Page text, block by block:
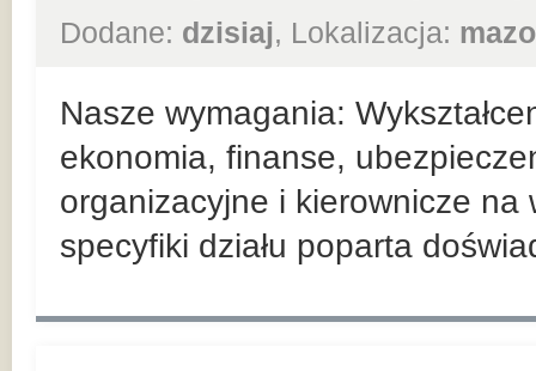
Dodane: dzisiaj, Lokalizacja:
Nasze wymagania:
ekonomia, finanse,
organizacyjne i kierownicze
specyfiki działu poparta